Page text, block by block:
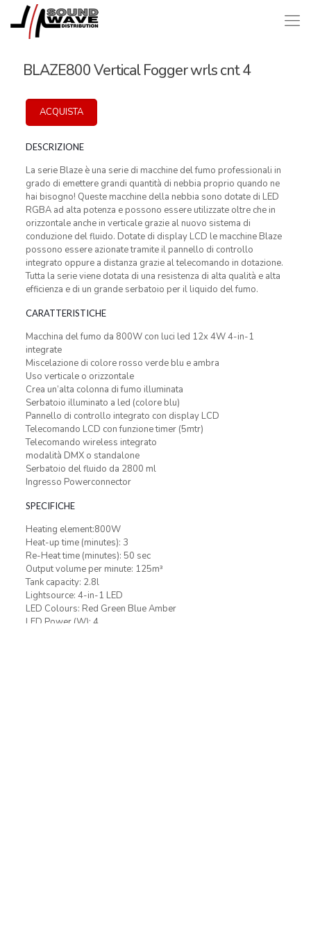
BLAZE800 Vertical Fogger wrls cnt 4
ACQUISTA
DESCRIZIONE
La serie Blaze è una serie di macchine del fumo professionali in
grado di emettere grandi quantità di nebbia proprio quando ne
hai bisogno! Queste macchine della nebbia sono dotate di LED
RGBA ad alta potenza e possono essere utilizzate oltre che in
orizzontale anche in verticale grazie al nuovo sistema di
conduzione del fluido. Dotate di display LCD le macchine Blaze
possono essere azionate tramite il pannello di controllo
integrato oppure a distanza grazie al telecomando in dotazione.
Tutta la serie viene dotata di una resistenza di alta qualità e alta
efficienza e di un grande serbatoio per il liquido del fumo.
CARATTERISTICHE
Macchina del fumo da 800W con luci led 12x 4W 4-in-1
integrate
Miscelazione di colore rosso verde blu e ambra
Uso verticale o orizzontale
Crea un’alta colonna di fumo illuminata
Serbatoio illuminato a led (colore blu)
Pannello di controllo integrato con display LCD
Telecomando LCD con funzione timer (5mtr)
Telecomando wireless integrato
modalità DMX o standalone
Serbatoio del fluido da 2800 ml
Ingresso Powerconnector
SPECIFICHE
Heating element:800W
Heat-up time (minutes): 3
Re-Heat time (minutes): 50 sec
Output volume per minute: 125m³
Tank capacity: 2.8l
Lightsource: 4-in-1 LED
LED Colours: Red Green Blue Amber
LED Power (W): 4